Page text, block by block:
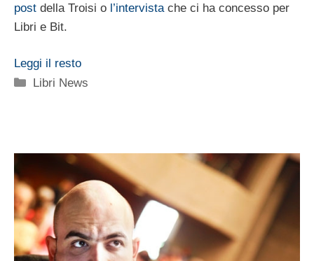
post della Troisi o l’intervista che ci ha concesso per
Libri e Bit.
Leggi il resto
Categorie
Libri News